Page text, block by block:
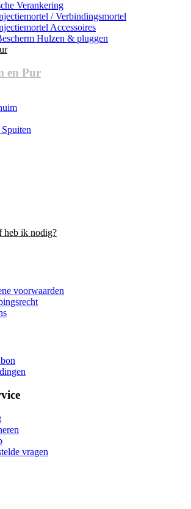
Verankering
/ Verbindingsmortel
Accessoires
Hulzen & pluggen
en Pur
heb ik nodig?
voorwaarden
vragen